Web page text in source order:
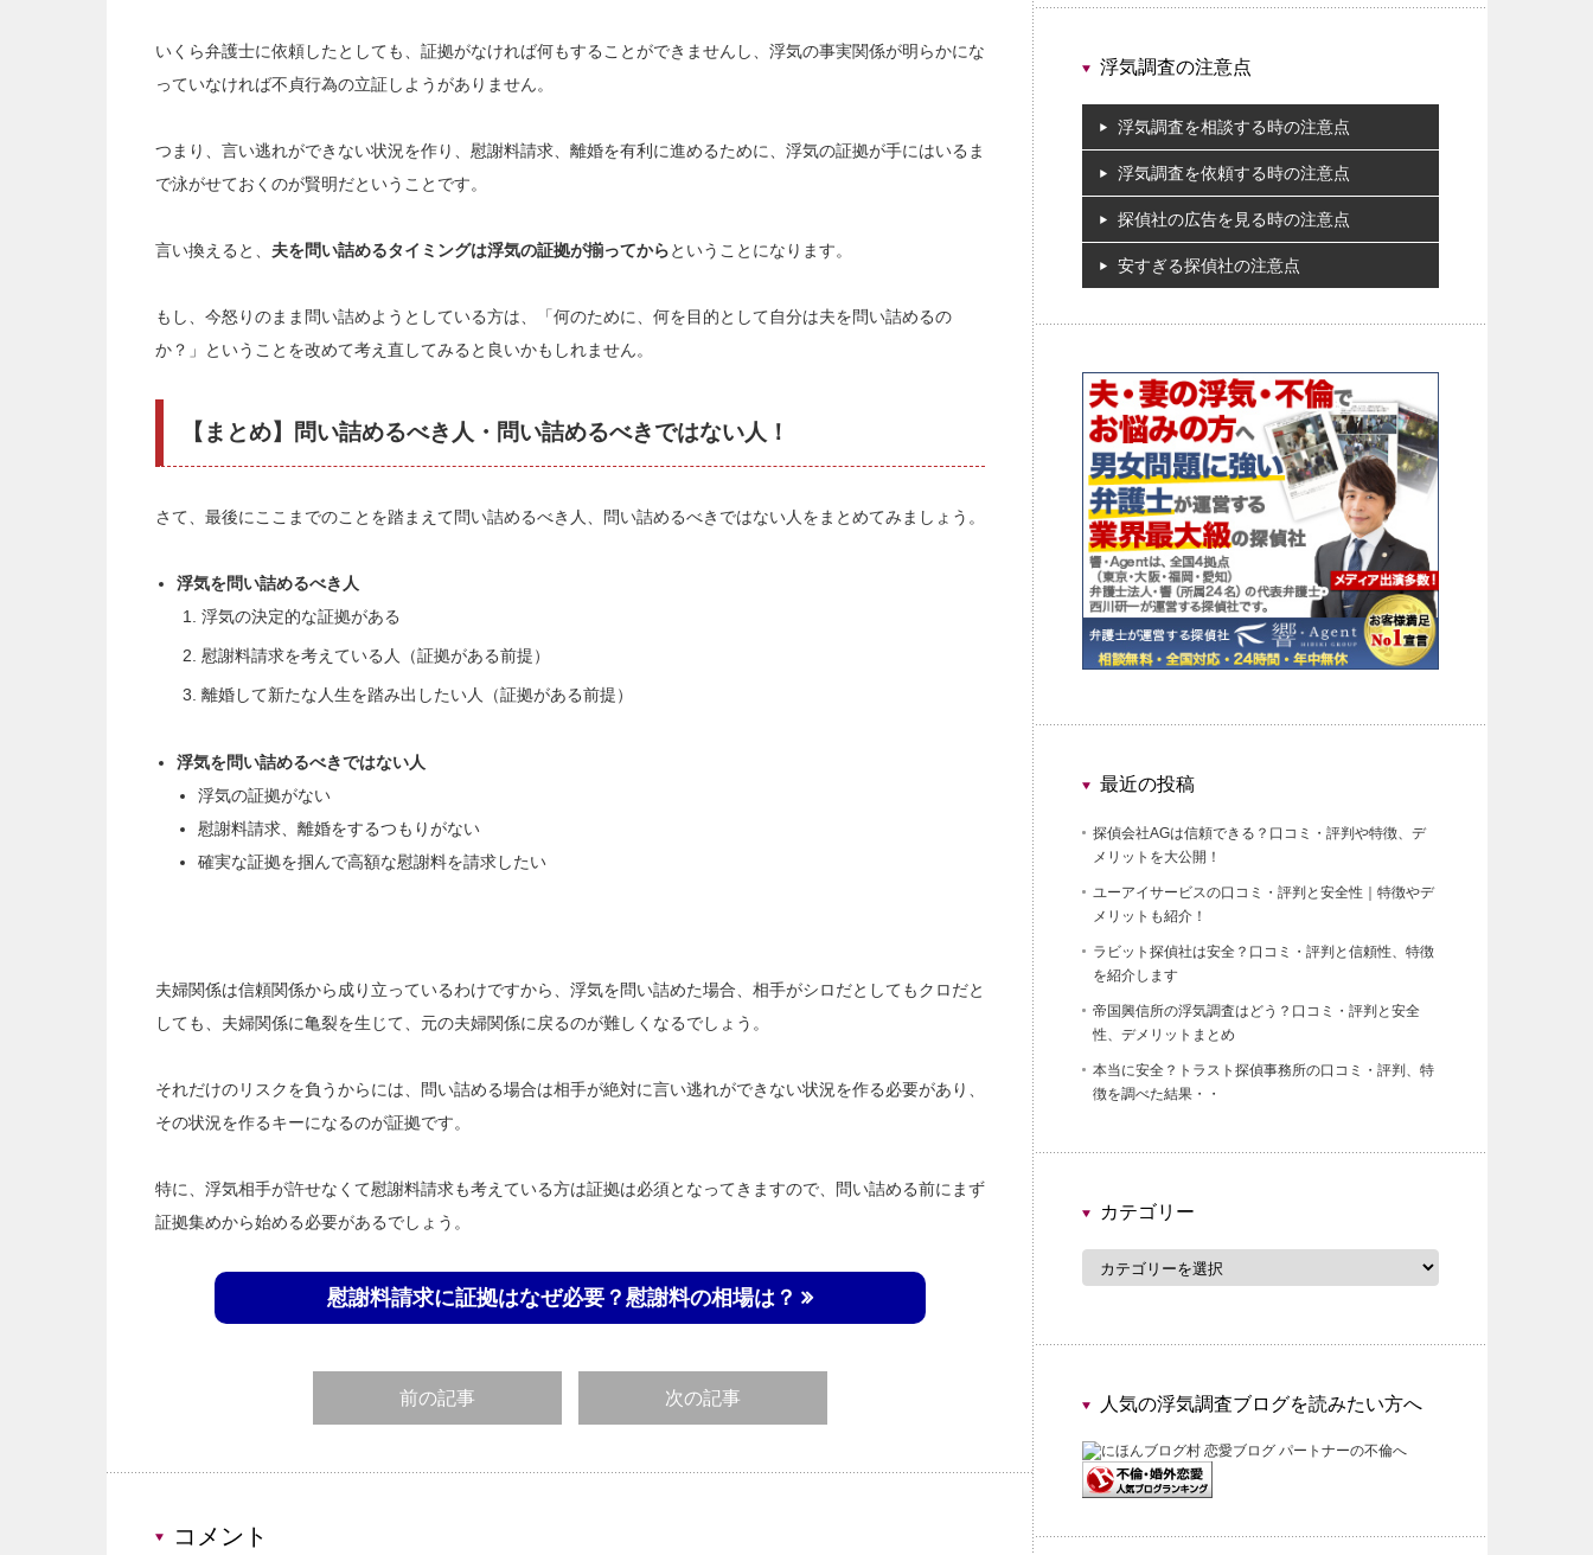
いくら弁護士に依頼したとしても、証拠がなければ何もすることができませんし、浮気の事実関係が明らかにな
っていなければ不貞行為の立証しようがありません。
つまり、言い逃れができない状況を作り、慰謝料請求、離婚を有利に進めるために、浮気の証拠が手にはいるま
で泳がせておくのが賢明だということです。
言い換えると、 夫を問い詰めるタイミングは浮気の証拠が揃ってからということになります。
もし、今怒りのまま問い詰めようとしている方は、「何のために、何を目的として自分は夫を問い詰めるの
か？」ということを改めて考え直してみると良いかもしれません。
【まとめ】問い詰めるべき人・問い詰めるべきではない人！
さて、最後にここまでのことを踏まえて問い詰めるべき人、問い詰めるべきではない人をまとめてみましょう。
浮気を問い詰めるべき人
浮気の決定的な証拠がある
慰謝料請求を考えている人（証拠がある前提）
離婚して新たな人生を踏み出したい人（証拠がある前提）
浮気を問い詰めるべきではない人
浮気の証拠がない
慰謝料請求、離婚をするつもりがない
確実な証拠を掴んで高額な慰謝料を請求したい
夫婦関係は信頼関係から成り立っているわけですから、浮気を問い詰めた場合、相手がシロだとしてもクロだと
しても、夫婦関係に亀裂を生じて、元の夫婦関係に戻るのが難しくなるでしょう。
それだけのリスクを負うからには、問い詰める場合は相手が絶対に言い逃れができない状況を作る必要があり、
その状況を作るキーになるのが証拠です。
特に、浮気相手が許せなくて慰謝料請求も考えている方は証拠は必須となってきますので、問い詰める前にまず
証拠集めから始める必要があるでしょう。
慰謝料請求に証拠はなぜ必要？慰謝料の相場は？
前の記事 次の記事
コメント
浮気調査の注意点
浮気調査を相談する時の注意点
浮気調査を依頼する時の注意点
探偵社の広告を見る時の注意点
安すぎる探偵社の注意点
最近の投稿
探偵会社AGは信頼できる？口コミ・評判や特徴、デ
メリットを大公開！
ユーアイサービスの口コミ・評判と安全性｜特徴やデ
メリットも紹介！
ラビット探偵社は安全？口コミ・評判と信頼性、特徴
を紹介します
帝国興信所の浮気調査はどう？口コミ・評判と安全
性、デメリットまとめ
本当に安全？トラスト探偵事務所の口コミ・評判、特
徴を調べた結果・・
カテゴリー
カ
人気の浮気調査ブログを読みたい方へ